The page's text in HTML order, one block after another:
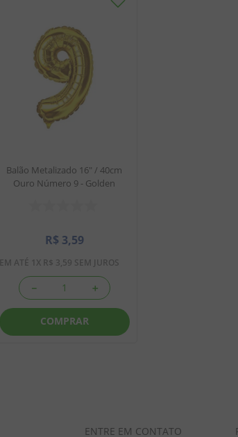
Balão Metalizado 16" / 40cm
Ouro Número 9 - Golden
R$ 3,59
EM ATÉ 1 X R$ 3,59 SEM JUROS
＋
－
COMPRAR
ENTRE EM CONTATO